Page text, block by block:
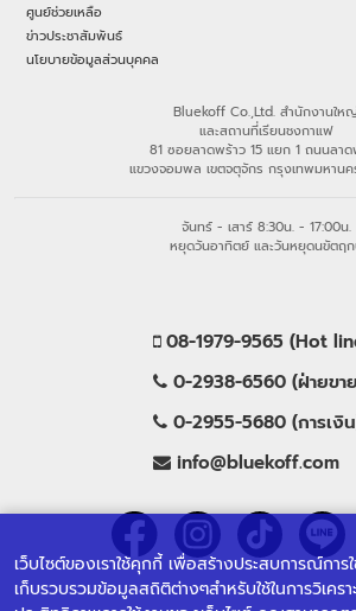
เว็บไซต์ของเราใช้คุกกี้ เพื่อสร้างประสบการณ์การ
เก็บรวบรวมข้อมูลสถิติต่างๆสำหรับใช้ในการวิเคร
ศูนย์ช่วยเหลือ
ข่าวประชาสัมพันธ์
นโยบายข้อมูลส่วนบุคคล
Bluekoff Co.,Ltd. สำนักงานให
และสถานที่เรียนชงกาแฟ
81 ซอยลาดพร้าว 15 แยก 1 ถนนลาด
แขวงจอมพล เขตจตุจักร กรุงเทพมหาน
จันทร์ - เสาร์ 8:30น. - 17:00น.
หยุดวันอาทิตย์ และวันหยุดนขัตฤ
08-1979-9565 (Hot
0-2938-6560 (ฝ่ายขา
0-2955-5680 (การเงิ
info@bluekoff.com